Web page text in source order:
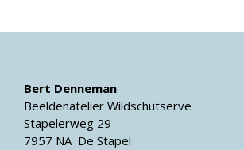
Bert Denneman
Beeldenatelier Wildschutserve
Stapelerweg 29
7957 NA De Stapel